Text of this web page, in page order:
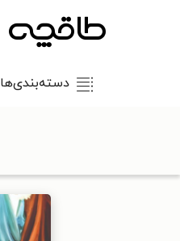
دسته‌بندی‌ها